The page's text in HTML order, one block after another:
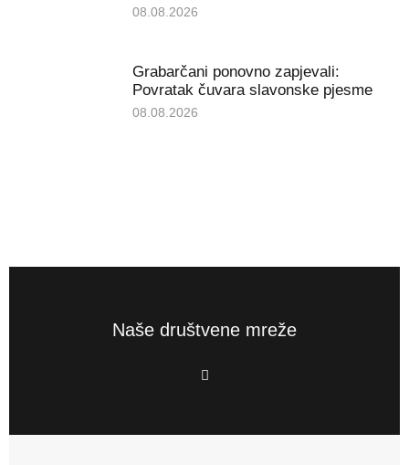
08.08.2026
Grabarčani ponovno zapjevali:
Povratak čuvara slavonske pjesme
08.08.2026
Naše društvene mreže
F
a
o